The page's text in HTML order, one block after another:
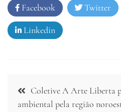
Facebook Twitter
Linkedin
Navegação
de
Coletive A Arte Liberta
ambiental pela região